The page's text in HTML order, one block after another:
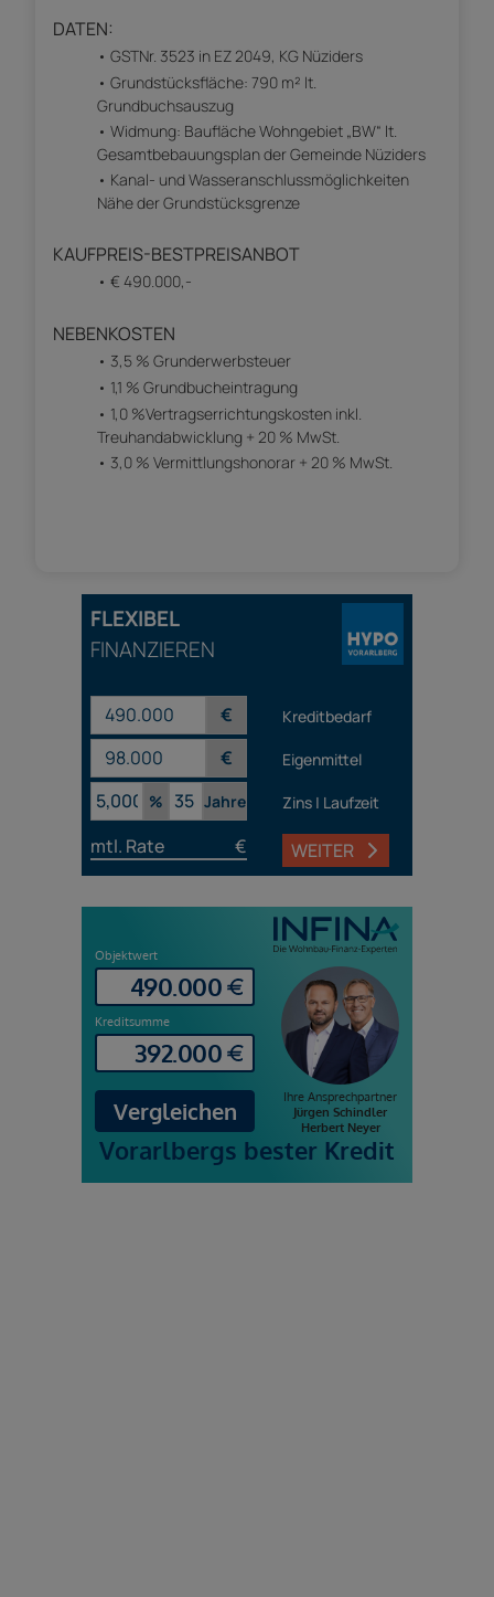
DATEN:
GSTNr. 3523 in EZ 2049, KG Nüziders
Grundstücksfläche: 790 m² lt.
Grundbuchsauszug
Widmung: Baufläche Wohngebiet „BW“ lt.
Gesamtbebauungsplan der Gemeinde Nüziders
Kanal- und Wasseranschlussmöglichkeiten
Nähe der Grundstücksgrenze
KAUFPREIS-BESTPREISANBOT
€ 490.000,-
NEBENKOSTEN
3,5 % Grunderwerbsteuer
1,1 % Grundbucheintragung
1,0 %Vertragserrichtungskosten inkl.
Treuhandabwicklung + 20 % MwSt.
3,0 % Vermittlungshonorar + 20 % MwSt.
FLEXIBEL
FINANZIEREN
€ Kreditbedarf
€
Eigenmittel
%
Jahre Zins | Laufzeit
mtl. Rate € WEITER